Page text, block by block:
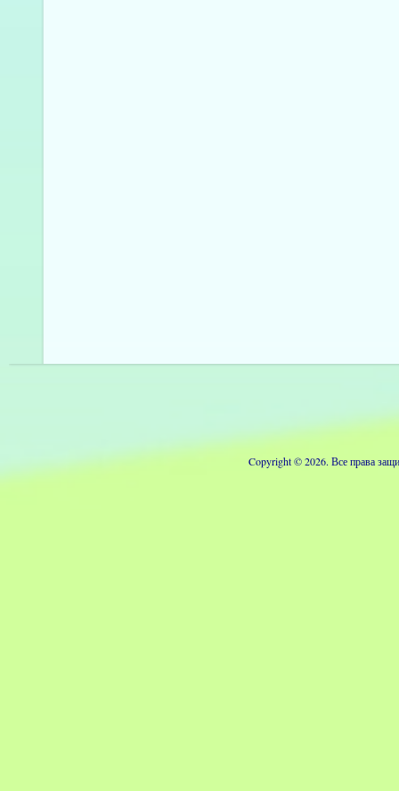
Copyright © 2026. Все права